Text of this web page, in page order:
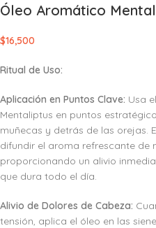
Óleo Aromático
$16,500
Ritual de Uso:
Aplicación en Puntos Clave: Usa
Mentaliptus en puntos
muñecas y detrás de las orejas.
difundir el aroma refrescante de
proporcionando un alivio
que dura todo el día.
Alivio de Dolores de Cabeza:
tensión, aplica el óleo en las